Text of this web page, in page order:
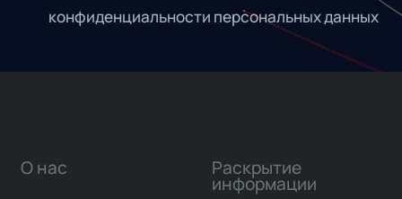
конфиденциальности персональных данных
О нас Раскрытие
информации